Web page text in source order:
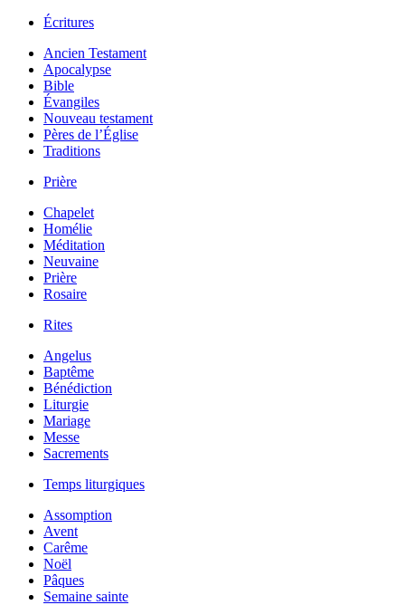
Écritures
Ancien Testament
Apocalypse
Bible
Évangiles
Nouveau testament
Pères de l’Église
Traditions
Prière
Chapelet
Homélie
Méditation
Neuvaine
Prière
Rosaire
Rites
Angelus
Baptême
Bénédiction
Liturgie
Mariage
Messe
Sacrements
Temps liturgiques
Assomption
Avent
Carême
Noël
Pâques
Semaine sainte